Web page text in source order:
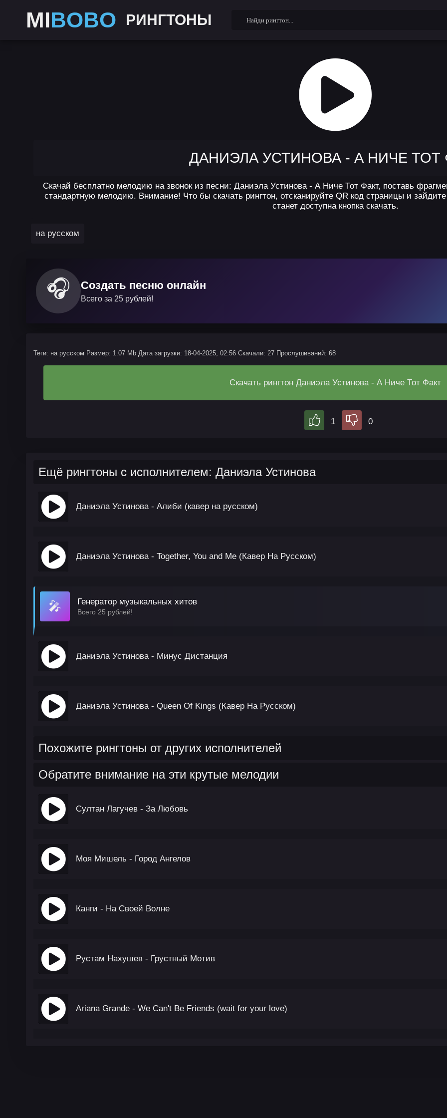
MIBOBO РИНГТОНЫ
ДАНИЭЛА УСТИНОВА - А НИЧЕ ТОТ
Скачай бесплатно мелодию на звонок из песни: Даниэла Устинова - А Ниче Тот Факт, поставь
стандартную мелодию. Внимание! Что бы скачать рингтон, отсканируйте QR код страницы и
станет доступна кнопка скачать.
на русском
🎧 Создать песню онлайн
Всего за 25 рублей!
Теги: на русском Размер: 1.07 Mb Дата загрузки: 18-04-2025, 02:56 Скачали: 27 Прослушиваний: 68
Скачать рингтон Даниэла Устинова - А Ниче Тот Факт
1 0
Ещё рингтоны с исполнителем: Даниэла Устинова
Даниэла Устинова - Алиби (кавер на русском)
Даниэла Устинова - Together, You and Me (Кавер На Русском)
🎤 Генератор музыкальных хитов
Всего 25 рублей!
Даниэла Устинова - Минус Дистанция
Даниэла Устинова - Queen Of Kings (Кавер На Русском)
Похожите рингтоны от других исполнителей
Обратите внимание на эти крутые мелодии
Султан Лагучев - За Любовь
Моя Мишель - Город Ангелов
Канги - На Своей Волне
Рустам Нахушев - Грустный Мотив
Ariana Grande - We Can't Be Friends (wait for your love)